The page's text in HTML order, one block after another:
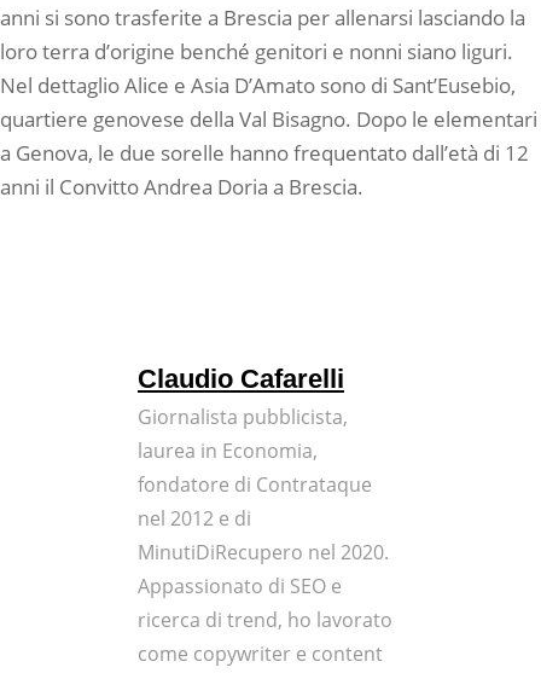
anni si sono trasferite a Brescia per allenarsi lasciando la
loro terra d’origine benché genitori e nonni siano liguri.
Nel dettaglio Alice e Asia D’Amato sono di Sant’Eusebio,
quartiere genovese della Val Bisagno. Dopo le elementari
a Genova, le due sorelle hanno frequentato dall’età di 12
anni il Convitto Andrea Doria a Brescia.
Claudio Cafarelli
Giornalista pubblicista,
laurea in Economia,
fondatore di Contrataque
nel 2012 e di
MinutiDiRecupero nel 2020.
Appassionato di SEO e
ricerca di trend, ho lavorato
come copywriter e content